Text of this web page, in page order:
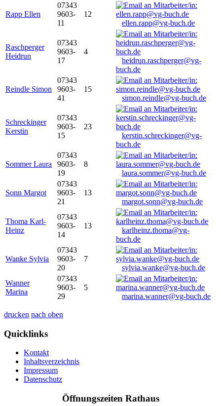
Rapp Ellen
07343
9603-
11
12
ellen.rapp@vg-buch.de
Raschperger
Heidrun
07343
9603-
17
4
heidrun.raschperger@vg-
buch.de
Reindle Simon
07343
9603-
41
15
simon.reindle@vg-buch.de
Schreckinger
Kerstin
07343
9603-
15
23
kerstin.schreckinger@vg-
buch.de
Sommer Laura
07343
9603-
19
8
laura.sommer@vg-buch.de
Sonn Margot
07343
9603-
21
13
margot.sonn@vg-buch.de
Thoma Karl-
Heinz
07343
9603-
14
13
karlheinz.thoma@vg-
buch.de
Wanke Sylvia
07343
9603-
20
7
sylvia.wanke@vg-buch.de
Wanner
Marina
07343
9603-
29
5
marina.wanner@vg-buch.de
drucken nach oben
Quicklinks
Kontakt
Inhaltsverzeichnis
Impressum
Datenschutz
Öffnungszeiten Rathaus